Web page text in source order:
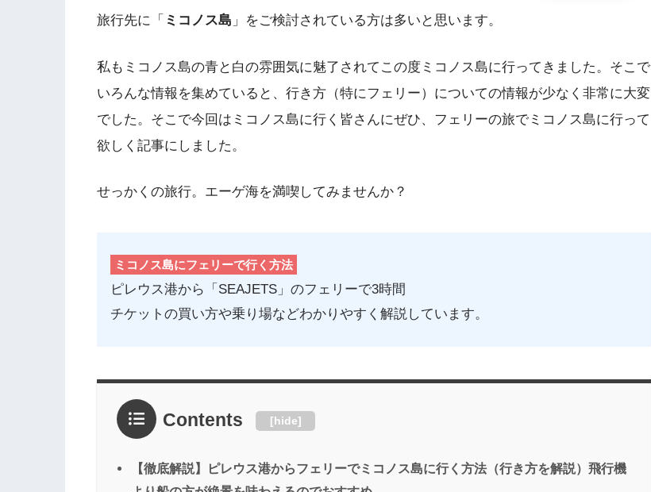
旅行先に「 ミコノス島 」をご検討されている方は多いと思います。
私もミコノス島の青と白の雰囲気に魅了されてこの度ミコノス島に行ってきました。そこで
いろんな情報を集めていると、行き方（特にフェリー）についての情報が少なく非常に大変
でした。そこで今回はミコノス島に行く皆さんにぜひ、フェリーの旅でミコノス島に行って
欲しく記事にしました。
せっかくの旅行。エーゲ海を満喫してみませんか？
ミコノス島にフェリーで行く方法
ピレウス港から「SEAJETS」のフェリーで3時間
チケットの買い方や乗り場などわかりやすく解説しています。
Contents [hide]
【徹底解説】ピレウス港からフェリーでミコノス島に行く方法（行き方を解説）飛行機